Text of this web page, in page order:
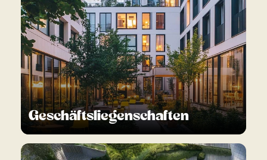
Geschäftsliegenschaften